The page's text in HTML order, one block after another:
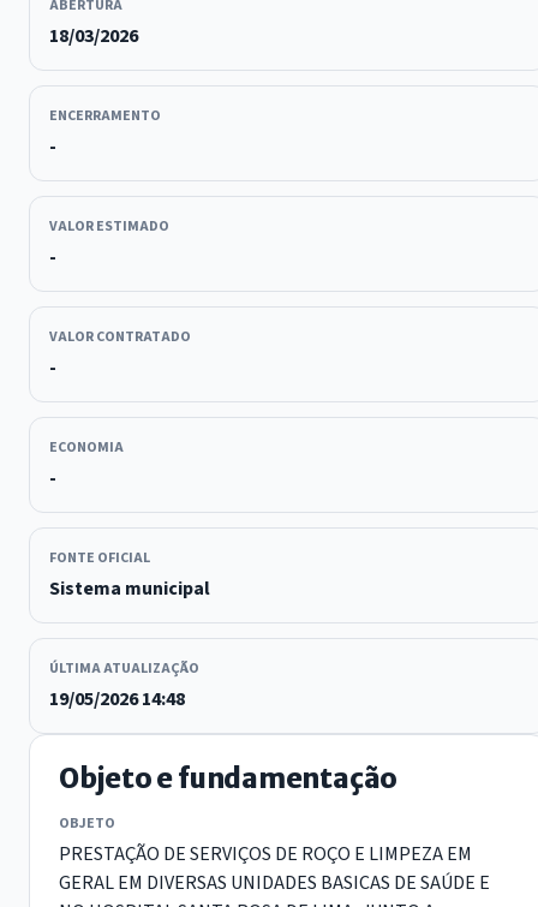
ABERTURA
18/03/2026
ENCERRAMENTO
-
VALOR ESTIMADO
-
VALOR CONTRATADO
-
ECONOMIA
-
FONTE OFICIAL
Sistema municipal
ÚLTIMA ATUALIZAÇÃO
19/05/2026 14:48
Objeto e fundamentação
OBJETO
PRESTAÇÃO DE SERVIÇOS DE ROÇO E LIMPEZA EM
GERAL EM DIVERSAS UNIDADES BASICAS DE SAÚDE E